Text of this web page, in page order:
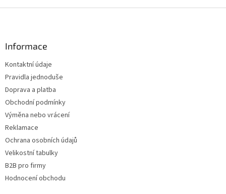
Informace
Kontaktní údaje
Pravidla jednoduše
Doprava a platba
Obchodní podmínky
Výměna nebo vrácení
Reklamace
Ochrana osobních údajů
Velikostní tabulky
B2B pro firmy
Hodnocení obchodu